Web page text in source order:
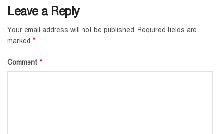
Leave a Reply
Your email address will not be published. Required fields are
marked *
Comment *